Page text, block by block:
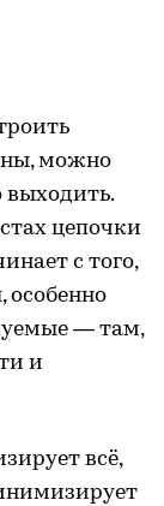
можно
выходить.
цепочки
с того,
особенно
— там,
и
всё,